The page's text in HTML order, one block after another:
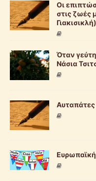
Οι
στις ζωές
Γιακισικλή)
Όταν
Νάσια